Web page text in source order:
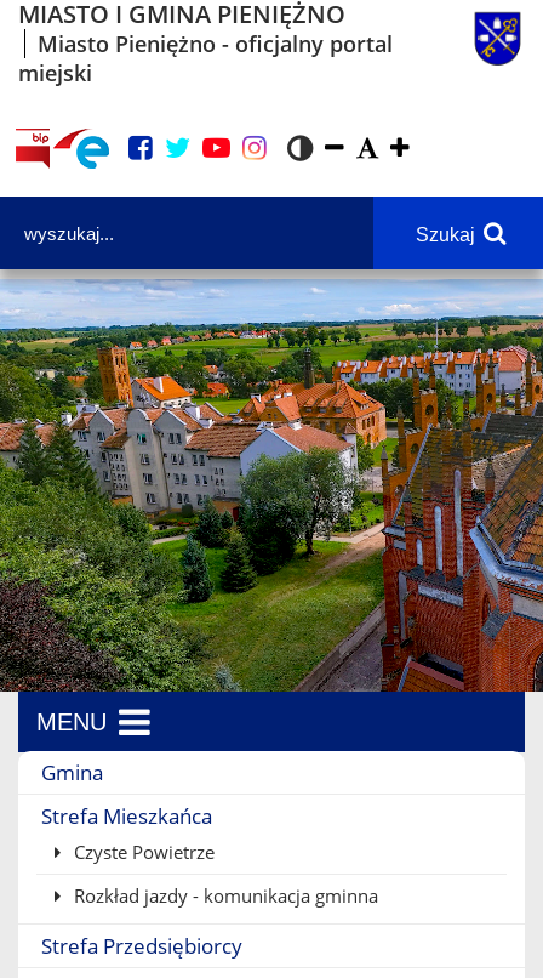
MIASTO I GMINA PIENIĘŻNO
Miasto Pieniężno - oficjalny portal
miejski
Szukaj
MENU
Menu boczne
Gmina
Strefa Mieszkańca
Czyste Powietrze
Rozkład jazdy - komunikacja gminna
Strefa Przedsiębiorcy